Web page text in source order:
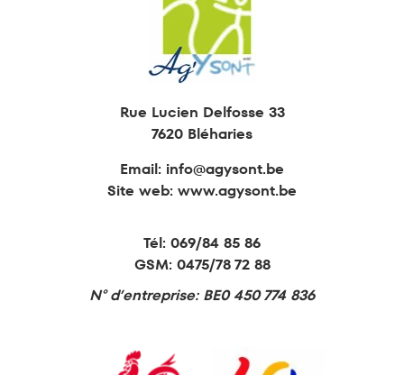
Retraite active
Rue Lucien Delfosse 33
7620 Bléharies
Email: info@agysont.be
Site web: www.agysont.be
Tél: 069/84 85 86
GSM: 0475/78 72 88
N° d’entreprise: BE0 450 774 836